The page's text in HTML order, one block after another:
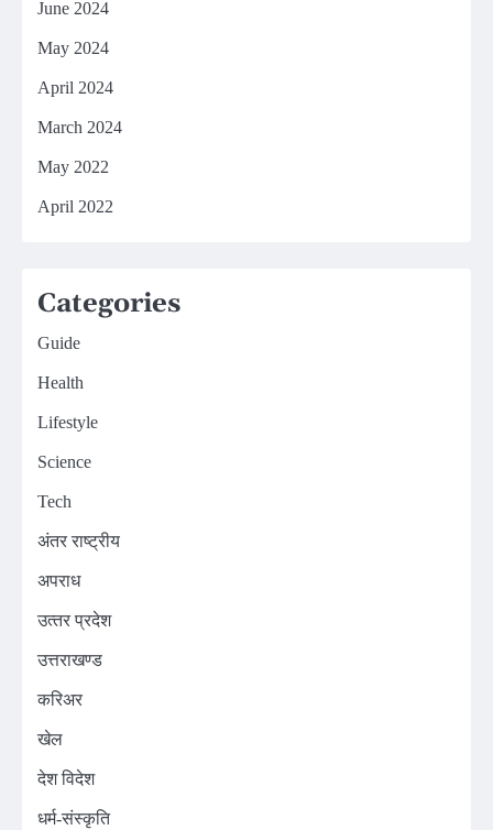
June 2024
May 2024
April 2024
March 2024
May 2022
April 2022
Categories
Guide
Health
Lifestyle
Science
Tech
अंतर राष्ट्रीय
अपराध
उत्‍तर प्रदेश
उत्तराखण्ड
करिअर
खेल
देश विदेश
धर्म-संस्कृति